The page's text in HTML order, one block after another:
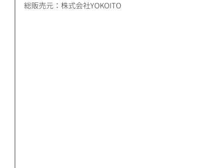
総販売元：株式会社YOKOITO